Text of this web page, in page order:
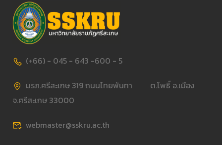
(+66) - 045 - 643 -600 - 5
มรภ.ศรีสะเกษ 319 ถนนไทยพันทา ต.โพธิ์ อ.เมือง
จ.ศรีสะเกษ 33000
webmaster@sskru.ac.th